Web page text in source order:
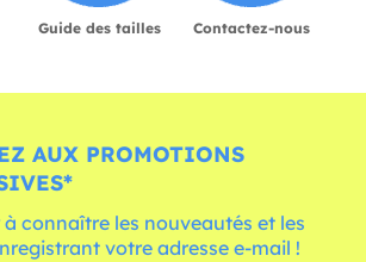
Guide des tailles Contactez-nous
AUX PROMOTIONS
à connaître les nouveautés et les
votre adresse e-mail !